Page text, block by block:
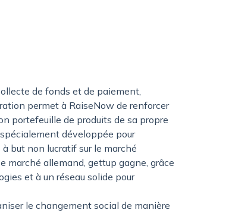
de fonds et de paiement,
permet à RaiseNow de renforcer
portefeuille de produits de sa propre
développée pour
but non lucratif sur le marché
marché allemand, gettup gagne, grâce
et à un réseau solide pour
le changement social de manière